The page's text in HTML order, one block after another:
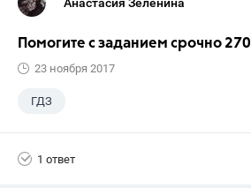
Помогите с заданием срочно 270
23 ноября 2017
ГДЗ
1 ответ